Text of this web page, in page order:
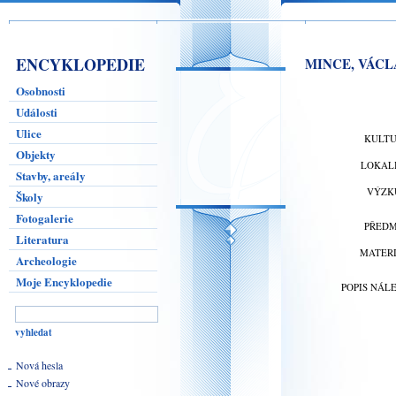
ENCYKLOPEDIE
Osobnosti
Události
Ulice
Objekty
Stavby, areály
Školy
Fotogalerie
Literatura
Archeologie
Moje Encyklopedie
Nová hesla
Nové obrazy
MINCE,
POPIS